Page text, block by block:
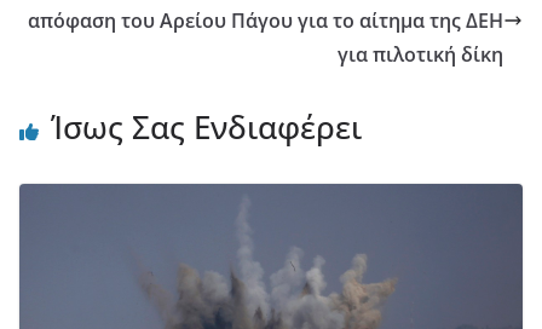
απόφαση του Αρείου Πάγου για το αίτημα της ΔΕΗ
για πιλοτική δίκη
Ίσως Σας Ενδιαφέρει